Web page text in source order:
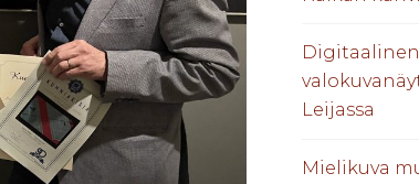
Leijassa
Mielikuva